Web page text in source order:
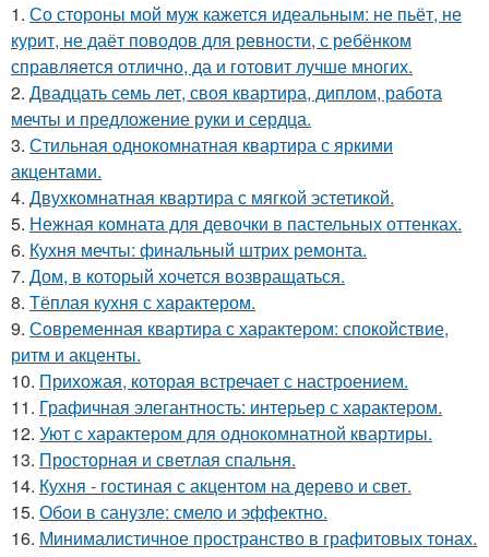
1. Со стороны мой муж кажется идеальным: не пьёт, не
курит, не даёт поводов для ревности, с ребёнком
справляется отлично, да и готовит лучше многих.
2. Двадцать семь лет, своя квартира, диплом, работа
мечты и предложение руки и сердца.
3. Стильная однокомнатная квартира с яркими
акцентами.
4. Двухкомнатная квартира с мягкой эстетикой.
5. Нежная комната для девочки в пастельных оттенках.
6. Кухня мечты: финальный штрих ремонта.
7. Дом, в который хочется возвращаться.
8. Тёплая кухня с характером.
9. Современная квартира с характером: спокойствие,
ритм и акценты.
10. Прихожая, которая встречает с настроением.
11. Графичная элегантность: интерьер с характером.
12. Уют с характером для однокомнатной квартиры.
13. Просторная и светлая спальня.
14. Кухня - гостиная с акцентом на дерево и свет.
15. Обои в санузле: смело и эффектно.
16. Минималистичное пространство в графитовых тонах.